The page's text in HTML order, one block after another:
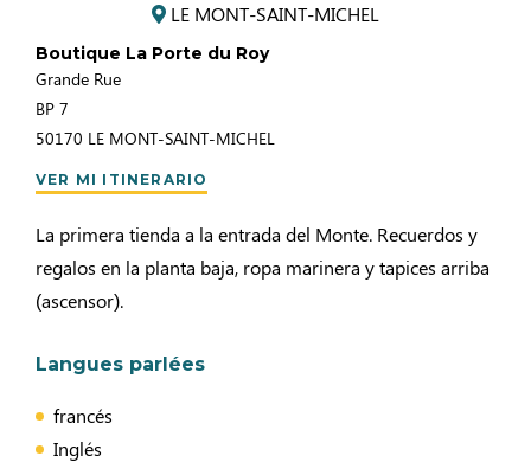
LE MONT-SAINT-MICHEL
Boutique La Porte du Roy
Grande Rue
BP 7
50170 LE MONT-SAINT-MICHEL
VER MI ITINERARIO
La primera tienda a la entrada del Monte. Recuerdos y
regalos en la planta baja, ropa marinera y tapices arriba
(ascensor).
Langues parlées
francés
Inglés